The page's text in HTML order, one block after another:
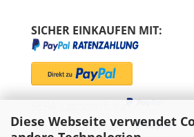
Diese Webseite verwendet
SICHER EINKAUFEN MIT:
"Später bezahlen" via